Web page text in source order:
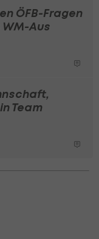
ÖFB-Fragen
Aus
Team